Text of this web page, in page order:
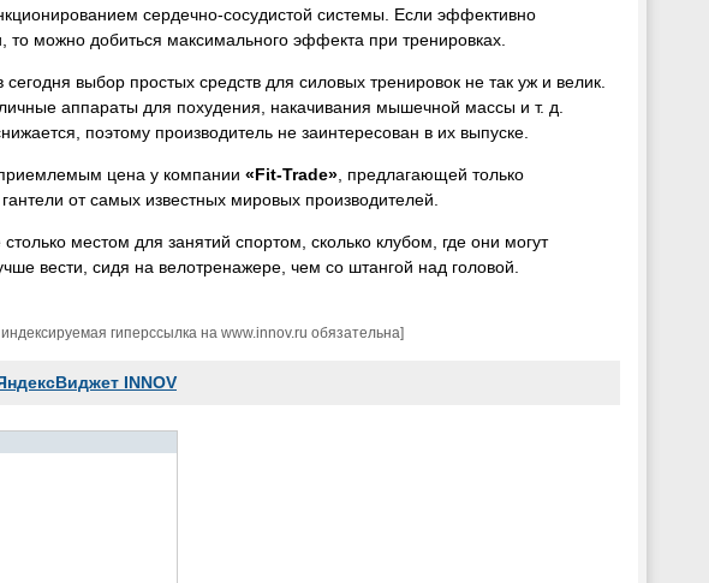
сердечно-сосудистой системы. Если эффективно
то можно добиться максимального эффекта при тренировках.
выбор простых средств для силовых тренировок не так уж и велик.
аппараты для похудения, накачивания мышечной массы и т. д.
поэтому производитель не заинтересован в их выпуске.
цена у компании «Fit-Trade» , предлагающей только
от самых известных мировых производителей.
местом для занятий спортом, сколько клубом, где они могут
вести, сидя на велотренажере, чем со штангой над головой.
гиперссылка на www.innov.ru обязательна]
INNOV